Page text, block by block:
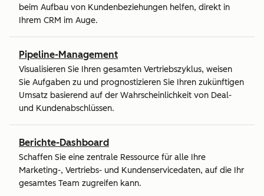
beim Aufbau von Kundenbeziehungen helfen, direkt in
Ihrem CRM im Auge.
Pipeline-Management
Visualisieren Sie Ihren gesamten Vertriebszyklus, weisen
Sie Aufgaben zu und prognostizieren Sie Ihren zukünftigen
Umsatz basierend auf der Wahrscheinlichkeit von Deal-
und Kundenabschlüssen.
Berichte-Dashboard
Schaffen Sie eine zentrale Ressource für alle Ihre
Marketing-, Vertriebs- und Kundenservicedaten, auf die Ihr
gesamtes Team zugreifen kann.